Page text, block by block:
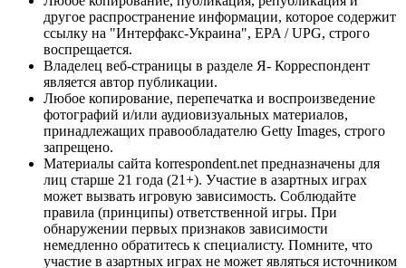
другое распространение информации, которое содержит
ссылку на "Интерфакс-Украина", EPA / UPG, строго
воспрещается.
Владелец веб-страницы в разделе Я- Корреспондент
является автор публикации.
Любое копирование, перепечатка и воспроизведение
фотографий и/или аудиовизуальных материалов,
принадлежащих правообладателю Getty Images, строго
запрещено.
Материалы сайта korrespondent.net предназначены для
лиц старше 21 года (21+). Участие в азартных играх
может вызвать игровую зависимость. Соблюдайте
правила (принципы) ответственной игры. При
обнаружении первых признаков зависимости
немедленно обратитесь к специалисту. Помните, что
участие в азартных играх не может являться источником